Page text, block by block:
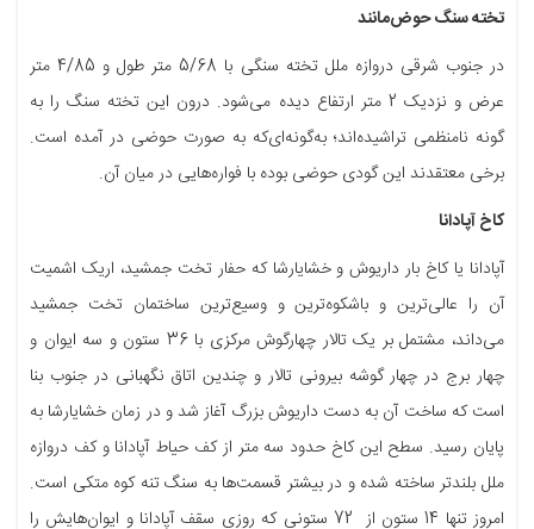
تخته سنگ حوض‌مانند
در جنوب شرقی دروازه ملل تخته سنگی با 5/68 متر طول و 4/85 متر
عرض و نزدیک 2 متر ارتفاع دیده می‌شود. درون این تخته سنگ را به
گونه نامنظمی تراشیده‌اند؛ به‌گونه‌ای‌که به صورت حوضی در آمده است.
برخی معتقدند این گودی حوضی بوده با فواره‌هایی در میان آن.
کاخ آپادانا
آپادانا یا کاخ بار داریوش و خشایارشا که حفار تخت جمشید، اریک اشمیت
آن را عالی‌ترین و باشکوه‌ترین و وسیع‌ترین ساختمان تخت جمشید
می‌داند، مشتمل بر یک تالار چهارگوش مرکزی با 36 ستون و سه ایوان و
چهار برج در چهار گوشه بیرونی تالار و چندین اتاق نگهبانی در جنوب بنا
است که ساخت آن به دست داریوش بزرگ آغاز شد و در زمان خشایارشا به
پایان رسید. سطح این کاخ حدود سه متر از کف حیاط آپادانا و کف دروازه
ملل بلندتر ساخته شده و در بیشتر قسمت‌ها به سنگ تنه کوه متکی است.
امروز تنها 14 ستون از 72 ستونی که روزی سقف آپادانا و ایوان‌هایش را